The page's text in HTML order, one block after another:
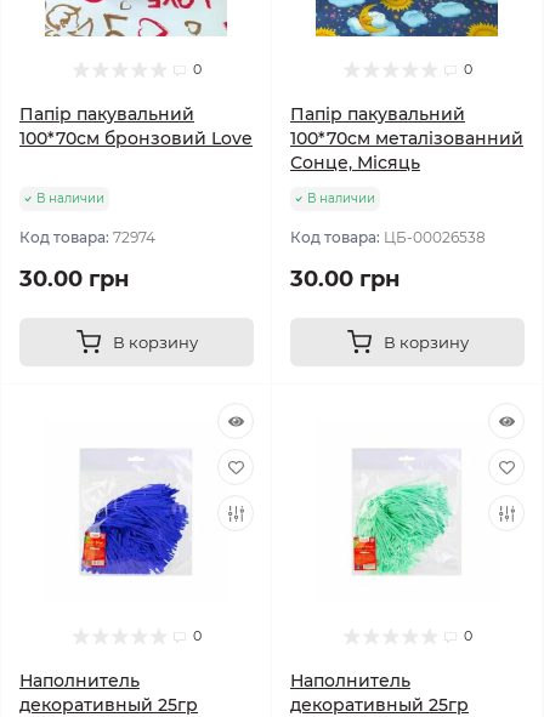
0
Папір пакувальний
100*70см бронзовий Love
В наличии
Код товара: 72974
30.00 грн
В корзину
0
Папір пакувальний
100*70см металізованний
Сонце, Місяць
В наличии
Код товара: ЦБ-00026538
30.00 грн
В корзину
0
Наполнитель
декоративный 25гр
0
Наполнитель
декоративный 25гр